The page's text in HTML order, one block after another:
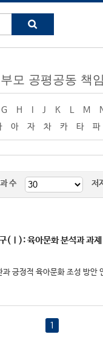
모 공평공동 책
G H J K M
아 자 차 카 타 파
수 저
(Ⅰ): 육아문화 분석과 과제
긍정적 육아문화 조성 방
1